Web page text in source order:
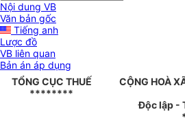
Nội dung VB
Văn bản gốc
Tiếng anh
Lược đồ
VB liên quan
Bản án áp dụng
TỔNG CỤC THUẾ
********
CỘNG HOÀ
Độc lập -